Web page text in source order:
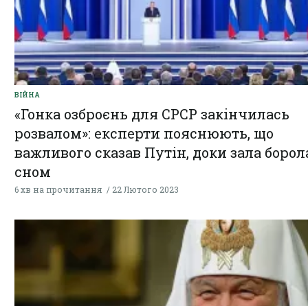
ВІЙНА
«Гонка озброєнь для СРСР закінчилась
розвалом»: експерти пояснюють, що
важливого сказав Путін, доки зала
сном
6 хв на прочитання 22 Лютого 2023